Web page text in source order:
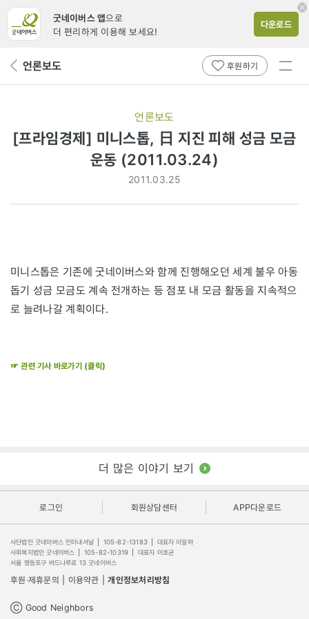
굿네이버스 앱으로
더 편리하게 이용해 보세요!
다운로드
뒤 언론보도 후원하기
전체
언론보도
[프라임경제] 미니스톱, 日 지진 피해 성금 모금
운동 (2011.03.24)
2011.03.25
미니스톱은 기존에 굿네이버스와 함께 진행해오던 세계 불우 아동
돕기 성금 모금도 계속 전개하는 등 점포 내 모금 활동을 지속적으
로 늘려나갈 계획이다.
☞ 관련 기사 바로가기 (클릭)
더 많은 이야기 보기
로그인 회원상담센터 APP다운로드
사단법인 굿네이버스 인터내셔날 105-82-13183
대표자 이일하
사회복지법인 굿네이버스
105-82-10319
대표자 이호균
서울 영등포구 버드나루로 13 굿네이버스
후원·제휴문의 이용약관 개인정보처리방침
Ⓒ Good Neighbors